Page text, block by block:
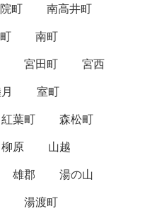
町
南高井町
南町
宮田町
宮西
室町
紅葉町
森松町
柳原
山越
雄郡
湯の山
湯渡町